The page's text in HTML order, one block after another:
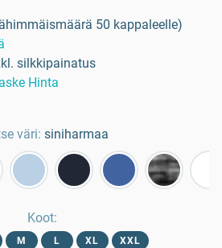
50 kappaleelle)
silkkipainatus
Hinta
väri: siniharmaa
Koot:
M L XL XXL